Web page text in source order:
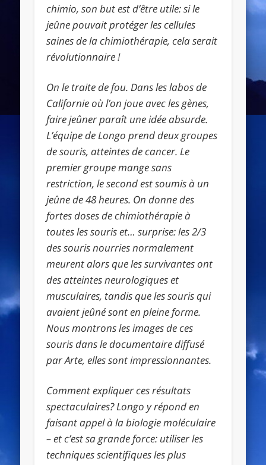
chimio, son but est d’être utile: si le
jeûne pouvait protéger les cellules
saines de la chimiothérapie, cela serait
révolutionnaire !
On le traite de fou. Dans les labos de
Californie où l’on joue avec les gènes,
faire jeûner paraît une idée absurde.
L’équipe de Longo prend deux groupes
de souris, atteintes de cancer. Le
premier groupe mange sans
restriction, le second est soumis à un
jeûne de 48 heures. On donne des
fortes doses de chimiothérapie à
toutes les souris et… surprise: les 2/3
des souris nourries normalement
meurent alors que les survivantes ont
des atteintes neurologiques et
musculaires, tandis que les souris qui
avaient jeûné sont en pleine forme.
Nous montrons les images de ces
souris dans le documentaire diffusé
par Arte, elles sont impressionnantes.
Comment expliquer ces résultats
spectaculaires? Longo y répond en
faisant appel à la biologie moléculaire
– et c’est sa grande force: utiliser les
techniques scientifiques les plus